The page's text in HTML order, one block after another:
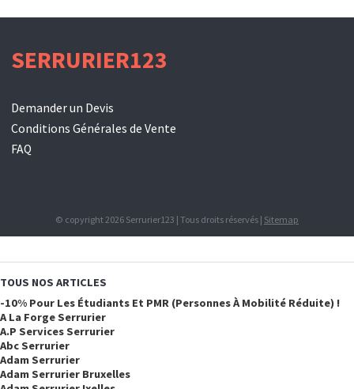
SERRURIER123
Demander un Devis
Conditions Générales de Vente
FAQ
© copyright 2026 Serrurier123 | Tous droits réservés | Sitemap
TOUS NOS ARTICLES
-10% Pour Les Étudiants Et PMR (personnes À Mobilité Réduite) !
A La Forge Serrurier
A.p Services Serrurier
Abc Serrurier
Adam Serrurier
Adam Serrurier Bruxelles